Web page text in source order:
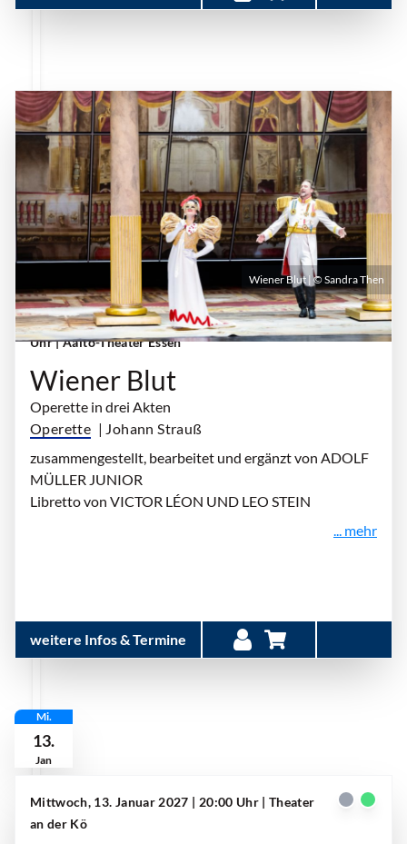
Sonntag, 10. Januar 2027 | 18:00 Uhr - 21:00
Uhr| Aalto-Theater Essen
Wiener Blut
Operette in drei Akten
Operette | Johann Strauß
zusammengestellt, bearbeitet und ergänzt von ADOLF
MÜLLER JUNIOR
Libretto von VICTOR LÉON UND LEO STEIN
... mehr
weitere Infos & Termine
Wiener Blut | © Sandra Then
Mi.
13.
Jan
Mittwoch, 13. Januar 2027 | 20:00 Uhr | Theater
an der Kö